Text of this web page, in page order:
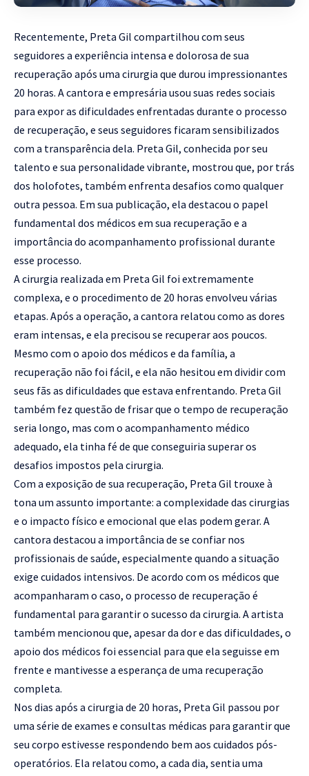
Recentemente, Preta Gil compartilhou com seus
seguidores a experiência intensa e dolorosa de sua
recuperação após uma cirurgia que durou impressionantes
20 horas. A cantora e empresária usou suas redes sociais
para expor as dificuldades enfrentadas durante o processo
de recuperação, e seus seguidores ficaram sensibilizados
com a transparência dela. Preta Gil, conhecida por seu
talento e sua personalidade vibrante, mostrou que, por trás
dos holofotes, também enfrenta desafios como qualquer
outra pessoa. Em sua publicação, ela destacou o papel
fundamental dos médicos em sua recuperação e a
importância do acompanhamento profissional durante
esse processo.
A cirurgia realizada em Preta Gil foi extremamente
complexa, e o procedimento de 20 horas envolveu várias
etapas. Após a operação, a cantora relatou como as dores
eram intensas, e ela precisou se recuperar aos poucos.
Mesmo com o apoio dos médicos e da família, a
recuperação não foi fácil, e ela não hesitou em dividir com
seus fãs as dificuldades que estava enfrentando. Preta Gil
também fez questão de frisar que o tempo de recuperação
seria longo, mas com o acompanhamento médico
adequado, ela tinha fé de que conseguiria superar os
desafios impostos pela cirurgia.
Com a exposição de sua recuperação, Preta Gil trouxe à
tona um assunto importante: a complexidade das cirurgias
e o impacto físico e emocional que elas podem gerar. A
cantora destacou a importância de se confiar nos
profissionais de saúde, especialmente quando a situação
exige cuidados intensivos. De acordo com os médicos que
acompanharam o caso, o processo de recuperação é
fundamental para garantir o sucesso da cirurgia. A artista
também mencionou que, apesar da dor e das dificuldades, o
apoio dos médicos foi essencial para que ela seguisse em
frente e mantivesse a esperança de uma recuperação
completa.
Nos dias após a cirurgia de 20 horas, Preta Gil passou por
uma série de exames e consultas médicas para garantir que
seu corpo estivesse respondendo bem aos cuidados pós-
operatórios. Ela relatou como, a cada dia, sentia uma